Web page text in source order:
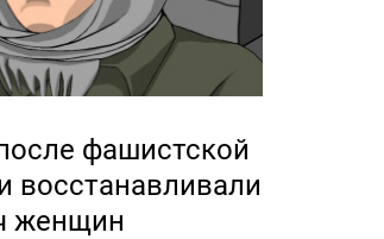
фашистской
восстанавливали
женщин